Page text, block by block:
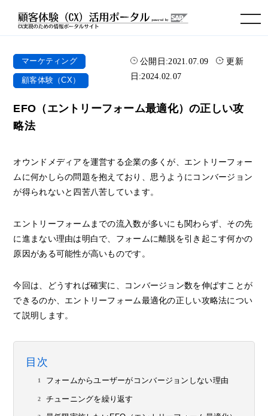
toggle navigation
マーケティング
顧客体験（CX）
公開日:2021.07.09
更新
日:2024.02.07
EFO（エントリーフォーム最適化）の正しい攻
略法
オウンドメディアを運営する企業の多くが、エントリーフォー
ムに何かしらの問題を抱えており、思うようにコンバージョン
が得られないと四苦八苦しています。
エントリーフォームまでの流入数が多いにも関わらず、その先
に進まない理由は明白で、フォームに離脱を引き起こす何かの
原因がある可能性が高いものです。
今回は、どうすれば確実に、コンバージョン数を伸ばすことが
できるのか、エントリーフォーム最適化の正しい攻略法につい
て説明します。
目次
フォームからユーザーがコンバージョンしない理由
チューニングを繰り返す